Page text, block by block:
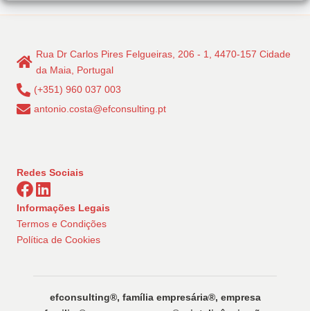
Rua Dr Carlos Pires Felgueiras, 206 - 1, 4470-157 Cidade
da Maia, Portugal
(+351) 960 037 003
antonio.costa@efconsulting.pt
Redes Sociais
Informações Legais
Termos e Condições
Política de Cookies
efconsulting®️, família empresária®️, empresa